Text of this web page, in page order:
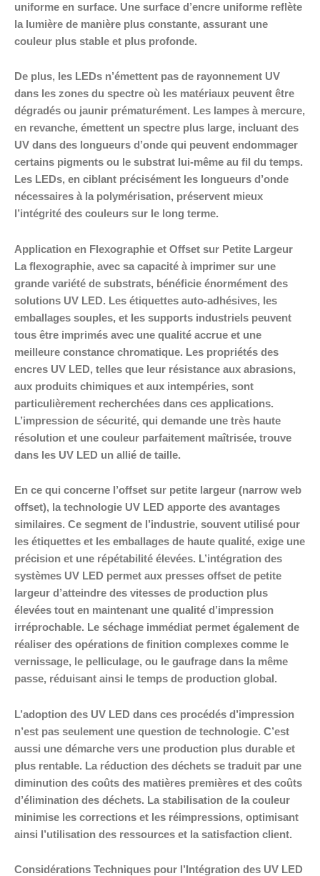
uniforme en surface. Une surface d’encre uniforme reflète
la lumière de manière plus constante, assurant une
couleur plus stable et plus profonde.
De plus, les LEDs n’émettent pas de rayonnement UV
dans les zones du spectre où les matériaux peuvent être
dégradés ou jaunir prématurément. Les lampes à mercure,
en revanche, émettent un spectre plus large, incluant des
UV dans des longueurs d’onde qui peuvent endommager
certains pigments ou le substrat lui-même au fil du temps.
Les LEDs, en ciblant précisément les longueurs d’onde
nécessaires à la polymérisation, préservent mieux
l’intégrité des couleurs sur le long terme.
Application en Flexographie et Offset sur Petite Largeur
La flexographie, avec sa capacité à imprimer sur une
grande variété de substrats, bénéficie énormément des
solutions UV LED. Les étiquettes auto-adhésives, les
emballages souples, et les supports industriels peuvent
tous être imprimés avec une qualité accrue et une
meilleure constance chromatique. Les propriétés des
encres UV LED, telles que leur résistance aux abrasions,
aux produits chimiques et aux intempéries, sont
particulièrement recherchées dans ces applications.
L’impression de sécurité, qui demande une très haute
résolution et une couleur parfaitement maîtrisée, trouve
dans les UV LED un allié de taille.
En ce qui concerne l’offset sur petite largeur (narrow web
offset), la technologie UV LED apporte des avantages
similaires. Ce segment de l’industrie, souvent utilisé pour
les étiquettes et les emballages de haute qualité, exige une
précision et une répétabilité élevées. L’intégration des
systèmes UV LED permet aux presses offset de petite
largeur d’atteindre des vitesses de production plus
élevées tout en maintenant une qualité d’impression
irréprochable. Le séchage immédiat permet également de
réaliser des opérations de finition complexes comme le
vernissage, le pelliculage, ou le gaufrage dans la même
passe, réduisant ainsi le temps de production global.
L’adoption des UV LED dans ces procédés d’impression
n’est pas seulement une question de technologie. C’est
aussi une démarche vers une production plus durable et
plus rentable. La réduction des déchets se traduit par une
diminution des coûts des matières premières et des coûts
d’élimination des déchets. La stabilisation de la couleur
minimise les corrections et les réimpressions, optimisant
ainsi l’utilisation des ressources et la satisfaction client.
Considérations Techniques pour l’Intégration des UV LED